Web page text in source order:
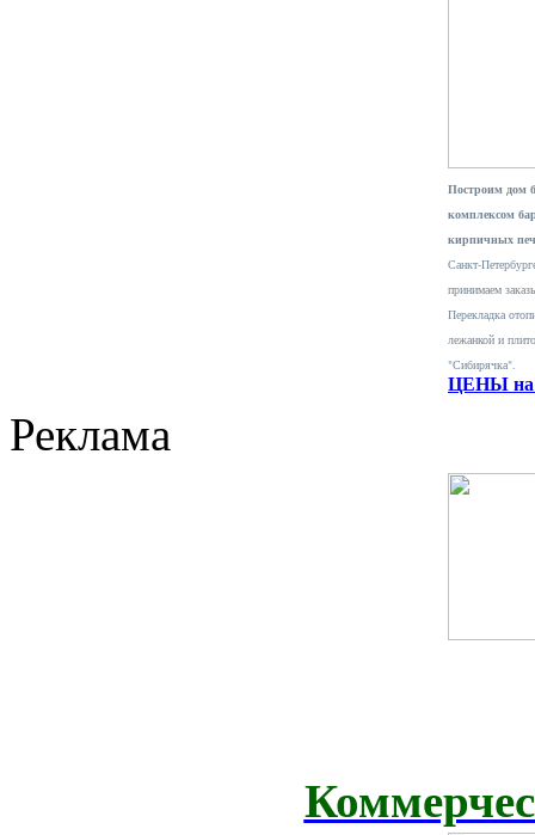
Построим дом
комплексом
кирпичных
Санкт-
принимаем
Перекладка
лежанкой и
"Сибирячка".
ЦЕНЫ на
Реклама